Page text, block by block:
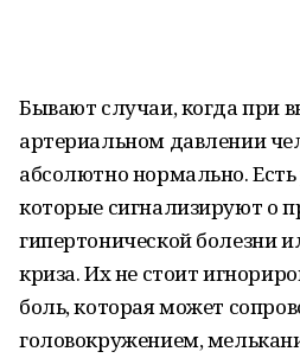
Бывают случаи, когда при
артериальном давлении
абсолютно нормально.
которые сигнализируют о
гипертонической болезни
криза. Их не стоит
боль, которая может
головокружением,